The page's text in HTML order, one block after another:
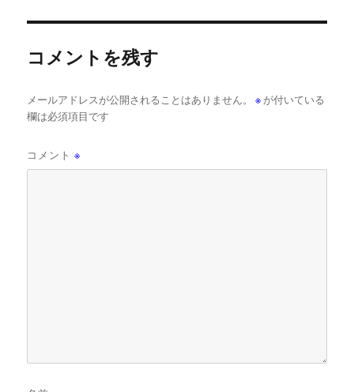
コメントを残す
メールアドレスが公開されることはありません。 ※ が付いている
欄は必須項目です
コメント※